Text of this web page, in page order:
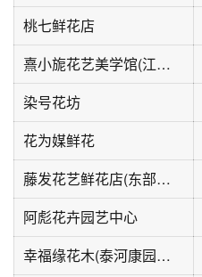
桃七鲜花店
熹小旎花艺美学馆(江南逸庭店)
染号花坊
花为媒鲜花
藤发花艺鲜花店(东部银泰城店)
阿彪花卉园艺中心
幸福缘花木(泰河康园东区店)